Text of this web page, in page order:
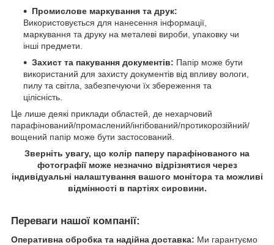
Промислове маркування та друк:
Використовується для нанесення інформації,
маркування та друку на металеві вироби, упаковку чи
інші предмети.
Захист та пакування документів: Папір може бути
використаний для захисту документів від впливу вологи,
пилу та світла, забезпечуючи їх збереження та
цілісність.
Це лише деякі приклади областей, де нехарчовий
парафінований/промаслений/інгібований/протикорозійний/
вощений папір може бути застосований.
Зверніть увагу, що колір паперу парафінованого на
фотографії може незначно відрізнятися через
індивідуальні налаштування вашого монітора та можливі
відмінності в партіях сировини.
Переваги нашої компанії:
Оперативна обробка та надійна доставка: Ми гарантуємо